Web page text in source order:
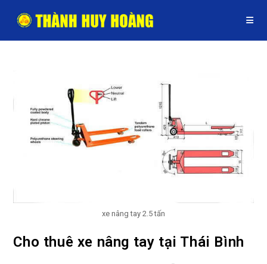
xe nâng tay 2.5 tấn
Cho thuê xe nâng tay tại Thái Bình